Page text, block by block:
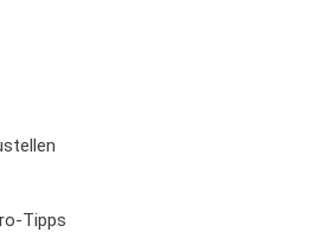
Tipps